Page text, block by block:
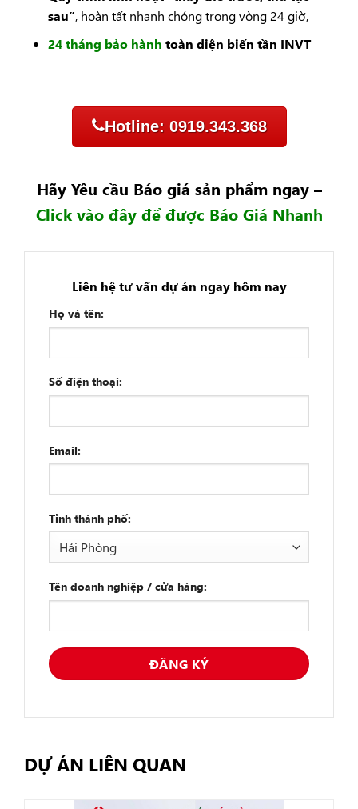
sau”, hoàn tất nhanh chóng trong vòng 24 giờ,
24 tháng bảo hành toàn diện biến tần INVT
Hotline: 0919.343.368
Hãy Yêu cầu Báo giá sản phẩm ngay –
Click vào đây để được Báo Giá Nhanh
Liên hệ tư vấn dự án ngay hôm nay
Họ và tên:
Số điện thoại:
Email:
Tỉnh thành phố:
Tên doanh nghiệp / cửa hàng:
DỰ ÁN LIÊN QUAN